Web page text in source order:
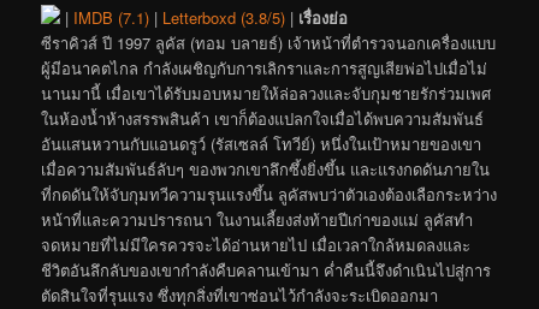
| IMDB (7.1) | Letterboxd (3.8/5) | เรื่องย่อ
ซีราคิวส์ ปี 1997 ลูคัส (ทอม บลายธ์) เจ้าหน้าที่ตำรวจนอกเครื่องแบบ
ผู้มีอนาคตไกล กำลังเผชิญกับการเลิกราและการสูญเสียพ่อไปเมื่อไม่
นานมานี้ เมื่อเขาได้รับมอบหมายให้ล่อลวงและจับกุมชายรักร่วมเพศ
ในห้องน้ำห้างสรรพสินค้า เขาก็ต้องแปลกใจเมื่อได้พบความสัมพันธ์
อันแสนหวานกับแอนดรูว์ (รัสเซลล์ โทวีย์) หนึ่งในเป้าหมายของเขา
เมื่อความสัมพันธ์ลับๆ ของพวกเขาลึกซึ้งยิ่งขึ้น และแรงกดดันภายใน
ที่กดดันให้จับกุมทวีความรุนแรงขึ้น ลูคัสพบว่าตัวเองต้องเลือกระหว่าง
หน้าที่และความปรารถนา ในงานเลี้ยงส่งท้ายปีเก่าของแม่ ลูคัสทำ
จดหมายที่ไม่มีใครควรจะได้อ่านหายไป เมื่อเวลาใกล้หมดลงและ
ชีวิตอันลึกลับของเขากำลังคืบคลานเข้ามา ค่ำคืนนี้จึงดำเนินไปสู่การ
ตัดสินใจที่รุนแรง ซึ่งทุกสิ่งที่เขาซ่อนไว้กำลังจะระเบิดออกมา